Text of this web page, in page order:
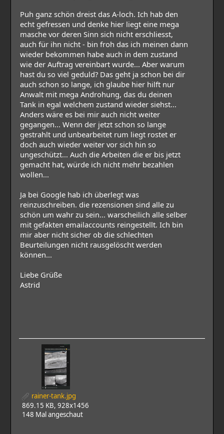
Puh ganz schön dreist das A-loch. Ich hab den
echt gefressen und denke hier liegt eine mega
masche vor deren Sinn sich nicht erschliesst,
auch für ihn nicht - bin froh das ich meinen dann
wieder bekommen habe auch in dem zustand
wie der Auftrag vereinbart wurde... Aber warum
hast du so viel geduld? Das geht ja schon bei dir
auch schon so lange, ich glaube hier hilft nur
Anwalt mit mega Androhung, das du deinen
Tank in egal welchem zustand wieder siehst...
Anders wäre es bei mir auch nicht weiter
gegangen... Wenn der jetzt schon so lange
gestrahlt und unbearbeitet rum liegt rostet er
doch auch wieder weiter vor sich hin so
ungeschützt... Auch die Arbeiten die er bis jetzt
gemacht hat, würde ich nicht mehr bezahlen
wollen...
Ja bei Google hab ich überlegt was
reinzuschreiben. die rezensionen sind alle zu
schön um wahr zu sein... warscheilich alle selber
mit gefakten emailaccounts reingestellt. Ich bin
mir aber nicht sicher ob die schlechten
Beurteilungen nicht rausgelöscht werden
können...
Liebe Grüße
Astrid
rainer-tank.jpg
869.15 KB, 928x1456
148 Mal angeschaut